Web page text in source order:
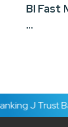
BI Fast
...
J Trust